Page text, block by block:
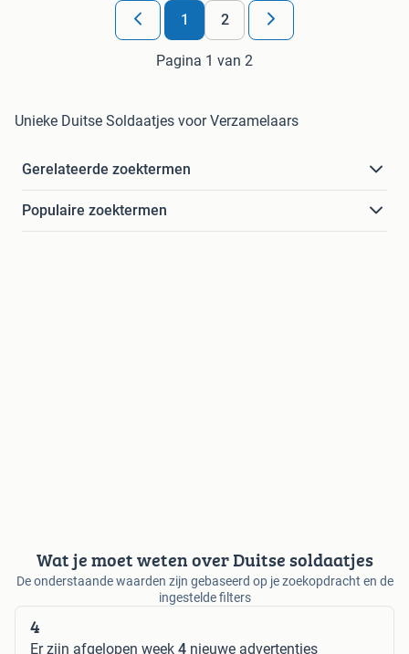
1 2
Pagina 1 van 2
Unieke Duitse Soldaatjes voor Verzamelaars
Gerelateerde zoektermen
Populaire zoektermen
Wat je moet weten over Duitse soldaatjes
De onderstaande waarden zijn gebaseerd op je zoekopdracht en de
ingestelde filters
4
Er zijn afgelopen week 4 nieuwe advertenties